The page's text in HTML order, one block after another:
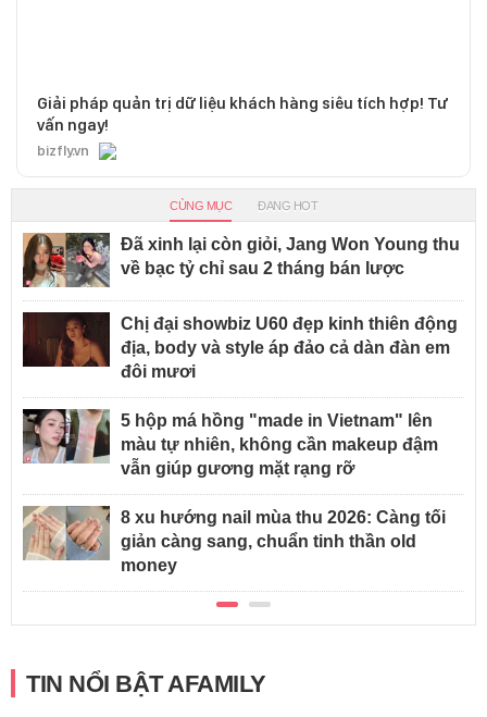
Giải pháp quản trị dữ liệu khách hàng siêu tích hợp! Tư
vấn ngay!
bizfly.vn
CÙNG MỤC ĐANG HOT
Đã xinh lại còn giỏi, Jang Won Young thu
về bạc tỷ chỉ sau 2 tháng bán lược
Chị đại showbiz U60 đẹp kinh thiên động
địa, body và style áp đảo cả dàn đàn em
đôi mươi
5 hộp má hồng "made in Vietnam" lên
màu tự nhiên, không cần makeup đậm
vẫn giúp gương mặt rạng rỡ
8 xu hướng nail mùa thu 2026: Càng tối
giản càng sang, chuẩn tinh thần old
money
TIN NỔI BẬT AFAMILY